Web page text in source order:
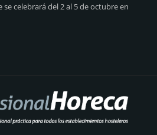
se celebrará del 2 al 5 de octubre en